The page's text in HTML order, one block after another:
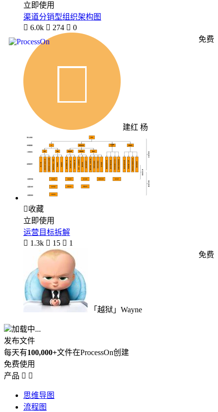
立即使用
渠道分销型组织架构图
 6.0k  274  0
建红 杨
免费
收藏
立即使用
运营目标拆解
 1.3k  15  1
「越狱」Wayne
免费
加载中...
发布文件
每天有100,000+文件在ProcessOn创建
免费使用
产品  
思维导图
流程图